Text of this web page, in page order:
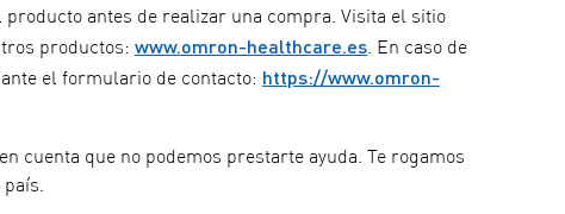
antes de realizar una compra. Visita el sitio
productos: www.omron-healthcare.es. En caso de
el formulario de contacto: https://www.omron-
cuenta que no podemos prestarte ayuda. Te rogamos